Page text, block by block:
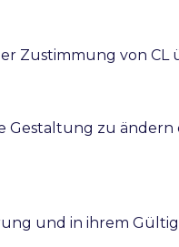
Zustimmung von CL
zu
und in ihrem